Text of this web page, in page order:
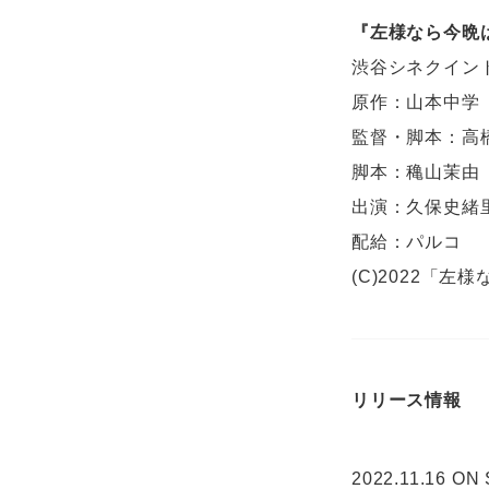
『左様なら今晩
渋谷シネクイン
原作：山本中学
監督・脚本：高
脚本：穐山茉由
出演：久保史
配給：パルコ
(C)2022「左様
リリース情報
2022.11.16 ON